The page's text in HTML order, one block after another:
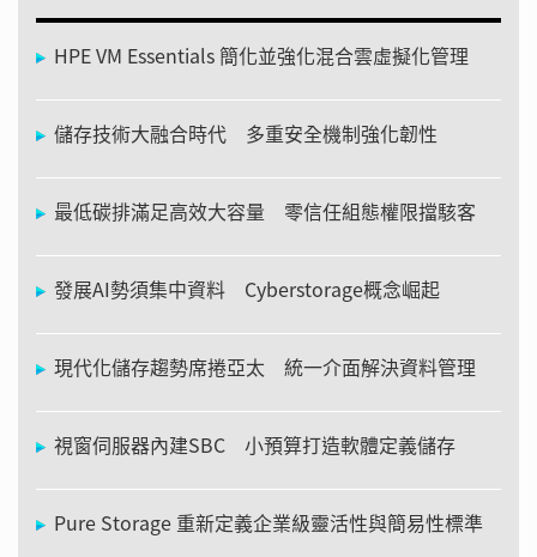
HPE VM Essentials 簡化並強化混合雲虛擬化管理
儲存技術大融合時代 多重安全機制強化韌性
最低碳排滿足高效大容量 零信任組態權限擋駭客
發展AI勢須集中資料 Cyberstorage概念崛起
現代化儲存趨勢席捲亞太 統一介面解決資料管理
視窗伺服器內建SBC 小預算打造軟體定義儲存
Pure Storage 重新定義企業級靈活性與簡易性標準